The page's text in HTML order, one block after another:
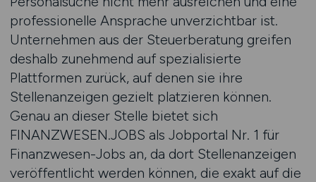
professionelle Ansprache unverzichtbar ist.
Unternehmen aus der Steuerberatung greifen
deshalb zunehmend auf spezialisierte
Plattformen zurück, auf denen sie ihre
Stellenanzeigen gezielt platzieren können.
Genau an dieser Stelle bietet sich
FINANZWESEN.JOBS als Jobportal Nr. 1 für
Finanzwesen-Jobs an, da dort Stellenanzeigen
veröffentlicht werden können, die exakt auf die